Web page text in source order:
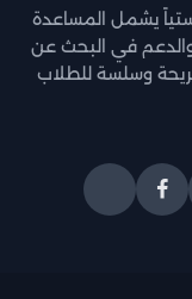
يشمل المساعدة
والدعم في البحث عن
وسلسة للطلاب